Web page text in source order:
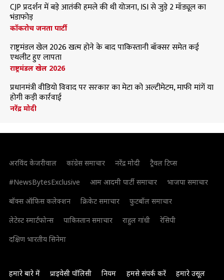
CJP प्रदर्शन में बड़े आतंकी हमले की थी योजना, ISI से जुड़े 2 मॉड्यूल का
भंडाफोड़
कॉकरोच जनता पार्टी
राष्ट्रमंडल खेल 2026 खत्म होने के बाद पाकिस्तानी बॉक्सर समेत कई
एथलीट हुए लापता
राष्ट्रमंडल खेल 2026
प्रधानमंत्री वीडियो विवाद पर सरकार का मेटा को अल्टीमेटम, माफी मांगें या
होगी कड़ी कार्रवाई
नरेंद्र मोदी
अरविंद केजरीवाल कांग्रेस समाचार नरेंद्र मोदी
ट्रैवल टिप्स
#NewsBytesExclusive
आम आदमी पार्टी समाचार
भाजपा समाचार
बॉक्स ऑफिस कलेक्शन
क्रिकेट समाचार
फुटबॉल समाचार
लेटेस्ट स्मार्टफोन्स
पाकिस्तान समाचार राहुल गांधी
रेसिपी
दक्षिण भारतीय सिनेमा
हमारे बारे में प्राइवेसी पॉलिसी नियम हमसे संपर्क करें हमारे उसूल